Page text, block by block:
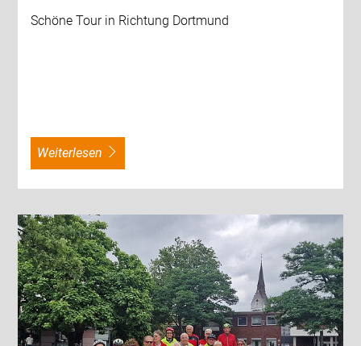
Schöne Tour in Richtung Dortmund
weiterlesen